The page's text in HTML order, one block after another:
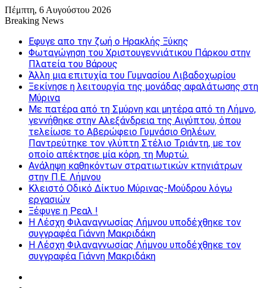
Πέμπτη, 6 Αυγούστου 2026
Breaking News
Εφυγε απο την ζωή o Ηρακλής Ξύκης
Φωταγώγηση του Χριστουγεννιάτικου Πάρκου στην
Πλατεία του Βάρους
Άλλη μια επιτυχία του Γυμνασίου Λιβαδοχωρίου
Ξεκίνησε η λειτουργία της μονάδας αφαλάτωσης στη
Μύρινα
Με πατέρα από τη Σμύρνη και μητέρα από τη Λήμνο,
γεννήθηκε στην Αλεξάνδρεια της Αιγύπτου, όπου
τελείωσε το Αβερώφειο Γυμνάσιο Θηλέων.
Παντρεύτηκε τον γλύπτη Στέλιο Τριάντη, με τον
οποίο απέκτησε μία κόρη, τη Μυρτώ.
Ανάληψη καθηκόντων στρατιωτικών κτηνιάτρων
στην Π.Ε. Λήμνου
Κλειστό Οδικό Δίκτυο Μύρινας-Μούδρου λόγω
εργασιών
Ξέφυγε η Ρεαλ !
Η Λέσχη Φιλαναγνωσίας Λήμνου υποδέχθηκε τον
συγγραφέα Γιάννη Μακριδάκη
Η Λέσχη Φιλαναγνωσίας Λήμνου υποδέχθηκε τον
συγγραφέα Γιάννη Μακριδάκη